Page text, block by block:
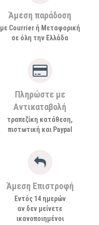
Άμεση παράδοση
με Courrier ή Μεταφορική
σε όλη την Ελλάδα
Πληρώστε με
Αντικαταβολή
τραπεζίκη κατάθεση,
πιστωτική και Paypal
Άμεση Επιστροφή
Εντός 14 ημερών
αν δεν μείνετε
ικανοποιημένοι